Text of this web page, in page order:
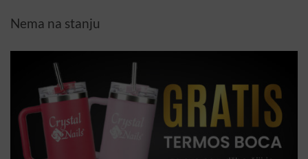
Nema na stanju